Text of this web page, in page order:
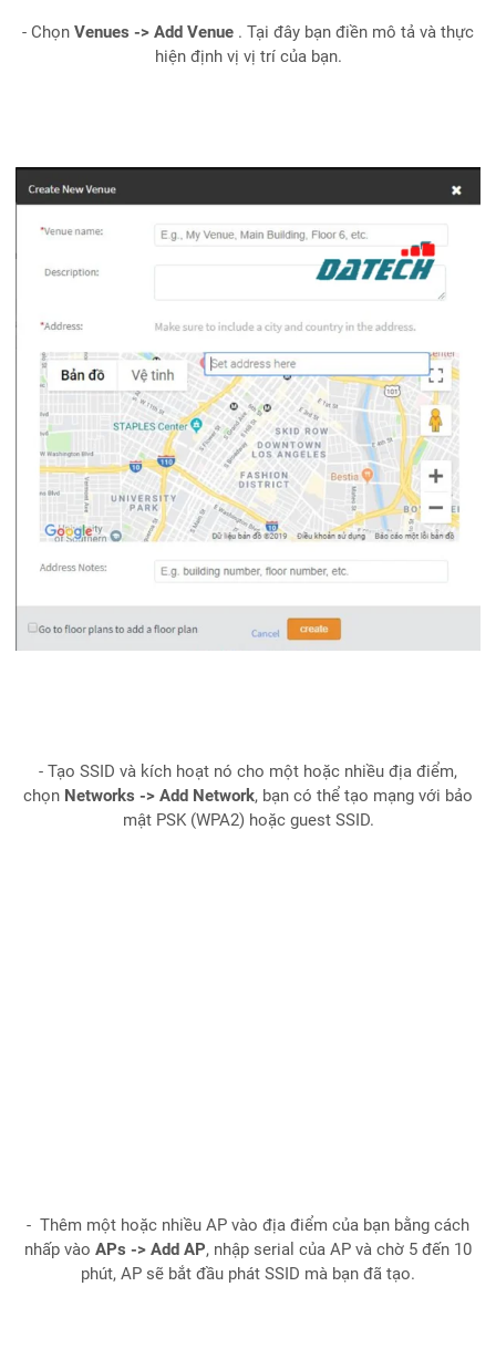
- Chọn Venues -> Add Venue . Tại đây bạn điền mô tả và thực
hiện định vị vị trí của bạn.
- Tạo SSID và kích hoạt nó cho một hoặc nhiều địa điểm,
chọn Networks -> Add Network, bạn có thể tạo mạng với bảo
mật PSK (WPA2) hoặc guest SSID.
- Thêm một hoặc nhiều AP vào địa điểm của bạn bằng cách
nhấp vào APs -> Add AP, nhập serial của AP và chờ 5 đến 10
phút, AP sẽ bắt đầu phát SSID mà bạn đã tạo.